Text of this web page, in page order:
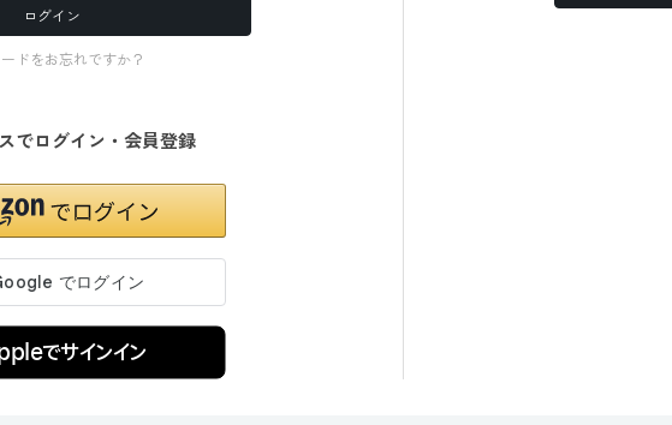
ログイン
ドをお忘れですか？
でログイン・会員登録
でサインイン